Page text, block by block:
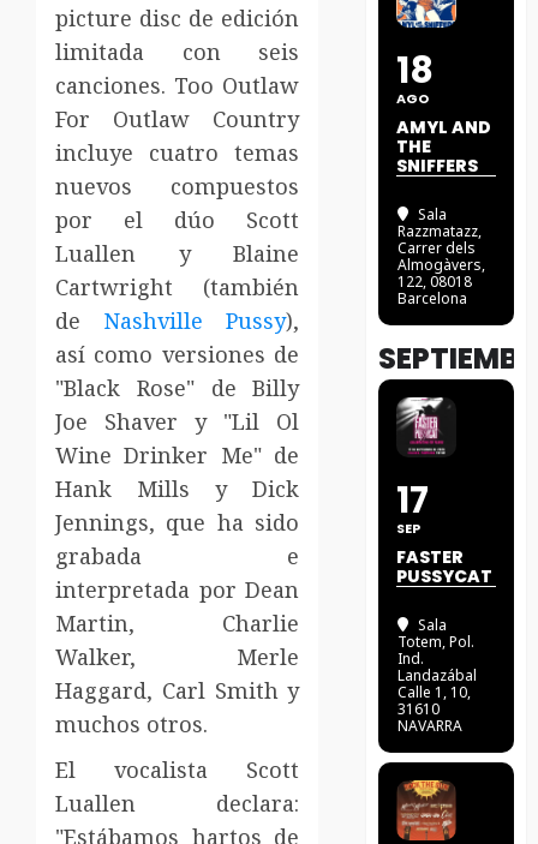
picture disc de edición
limitada con seis
canciones. Too Outlaw
For Outlaw Country
incluye cuatro temas
nuevos compuestos
por el dúo Scott
Luallen y Blaine
Cartwright (también
de Nashville Pussy),
así como versiones de
"Black Rose" de Billy
Joe Shaver y "Lil Ol
Wine Drinker Me" de
Hank Mills y Dick
Jennings, que ha sido
grabada e
interpretada por Dean
Martin, Charlie
Walker, Merle
Haggard, Carl Smith y
muchos otros.
El vocalista Scott
Luallen declara:
"Estábamos hartos de
18
AGO
AMYL AND
THE
SNIFFERS
Sala
Razzmatazz,
Carrer dels
Almogàvers,
122, 08018
Barcelona
17
SEP
FASTER
PUSSYCAT
Sala
Totem, Pol.
Ind.
Landazábal
Calle 1, 10,
31610
NAVARRA